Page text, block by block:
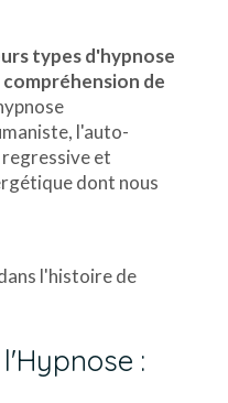
types d'hypnose
de
l'auto-
et
dont nous
l'histoire de
: